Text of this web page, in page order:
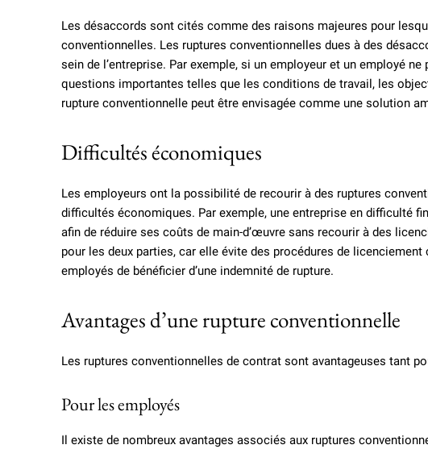
Les désaccords sont cités comme des raisons majeures pour
conventionnelles. Les ruptures conventionnelles dues à des
sein de l’entreprise. Par exemple, si un employeur et un employé
questions importantes telles que les conditions de travail, les
rupture conventionnelle peut être envisagée comme une solution
Difficultés économiques
Les employeurs ont la possibilité de recourir à des ruptures
difficultés économiques. Par exemple, une entreprise en difficulté
afin de réduire ses coûts de main-d’œuvre sans recourir à des
pour les deux parties, car elle évite des procédures de
employés de bénéficier d’une indemnité de rupture.
Avantages d’une rupture conventionnelle
Les ruptures conventionnelles de contrat sont avantageuses tant
Pour les employés
Il existe de nombreux avantages associés aux ruptures